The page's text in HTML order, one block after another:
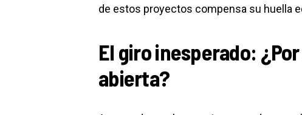
de estos proyectos compensa su huella
El giro inesperado:
abierta?